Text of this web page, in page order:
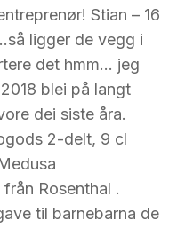
Stian – 16
ligger de vegg i
det hmm… jeg
blei på langt
dei siste åra.
2-delt, 9 cl
Rosenthal .
til barnebarna de